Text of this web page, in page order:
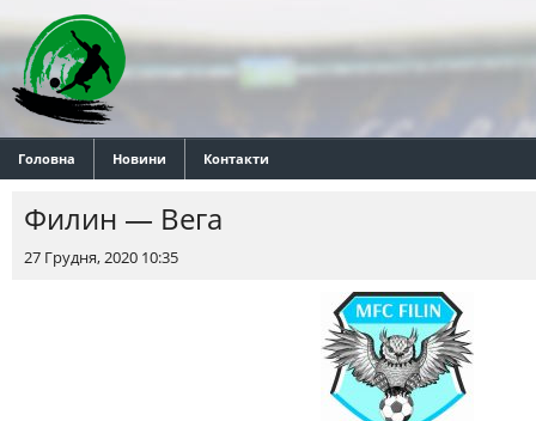
Головна Новини Контакти
Филин — Вега
27 Грудня, 2020 10:35